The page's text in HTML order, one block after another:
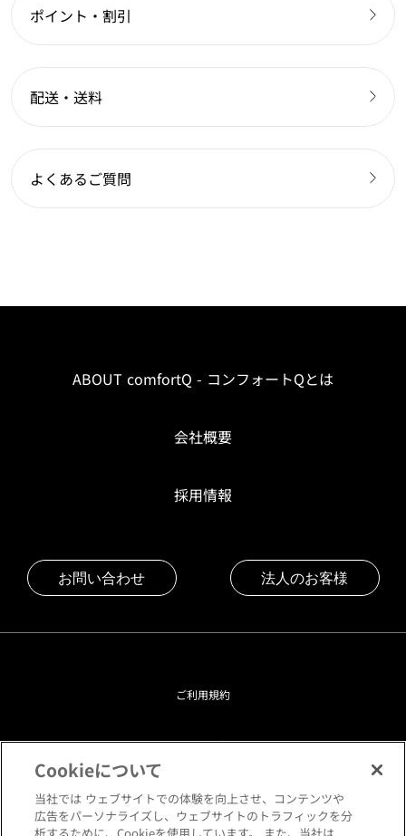
ポイント・割引
配送・送料
よくあるご質問
ABOUT comfortQ - コンフォートQとは
会社概要
採用情報
お問い合わせ 法人のお客様
ご利用規約
プライバシーポリシー
クッキーポリシー
Cookieについて
当社では ウェブサイトでの体験を向上させ、コンテンツや
広告をパーソナライズし、ウェブサイトのトラフィックを分